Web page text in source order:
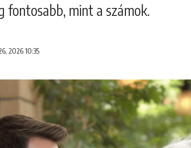
fontosabb, mint a számok.
2026 10:35